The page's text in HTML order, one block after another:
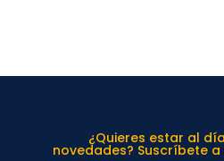
¿Quieres estar al
novedades? Suscríbete